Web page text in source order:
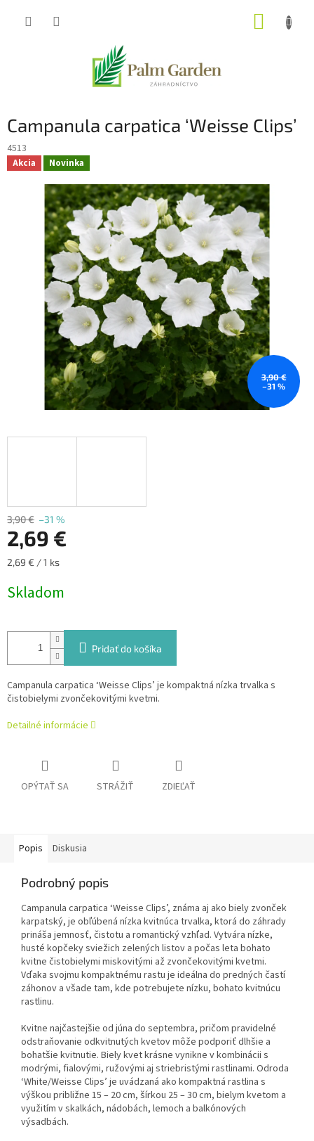
Campanula carpatica ‘Weisse Clips’
4513
Akcia Novinka
3,90 €
–31 %
3,90 € –31 %
2,69 €
Jednotková
2,69 € / 1 ks
Skladom
Pridať do košíka
Campanula carpatica ‘Weisse Clips’ je kompaktná nízka trvalka s
čistobielymi zvončekovitými kvetmi.
Detailné informácie
OPÝTAŤ SA STRÁŽIŤ ZDIEĽAŤ
Popis Diskusia
Podrobný popis
Campanula carpatica ‘Weisse Clips’, známa aj ako biely zvonček
karpatský, je obľúbená nízka kvitnúca trvalka, ktorá do záhrady
prináša jemnosť, čistotu a romantický vzhľad. Vytvára nízke,
husté kopčeky sviežich zelených listov a počas leta bohato
kvitne čistobielymi miskovitými až zvončekovitými kvetmi.
Vďaka svojmu kompaktnému rastu je ideálna do predných častí
záhonov a všade tam, kde potrebujete nízku, bohato kvitnúcu
rastlinu.
Kvitne najčastejšie od júna do septembra, pričom pravidelné
odstraňovanie odkvitnutých kvetov môže podporiť dlhšie a
bohatšie kvitnutie. Biely kvet krásne vynikne v kombinácii s
modrými, fialovými, ružovými aj striebristými rastlinami. Odroda
‘White/Weisse Clips’ je uvádzaná ako kompaktná rastlina s
výškou približne 15 – 20 cm, šírkou 25 – 30 cm, bielym kvetom a
využitím v skalkách, nádobách, lemoch a balkónových
výsadbách.